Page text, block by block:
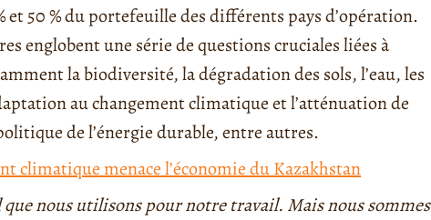
50 % du portefeuille des différents pays d’opération.
englobent une série de questions cruciales liées à
la biodiversité, la dégradation des sols, l’eau, les
au changement climatique et l’atténuation de
de l’énergie durable, entre autres.
climatique menace l’économie du Kazakhstan
que nous utilisons pour notre travail. Mais nous sommes